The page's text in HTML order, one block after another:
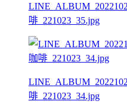
啡_221023_35.jpg
啡_221023_34.jpg